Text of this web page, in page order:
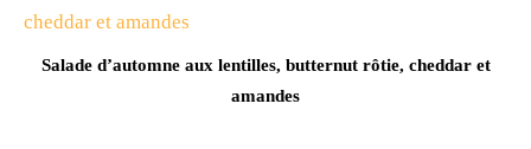
Salade d’automne aux lentilles, butternut rôtie, cheddar et
amandes